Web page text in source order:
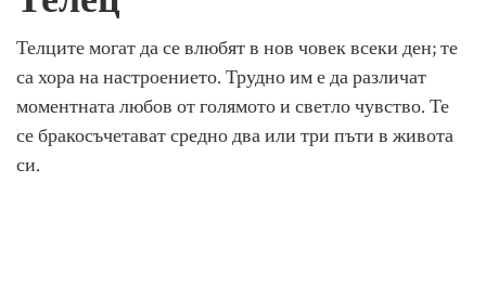
Телците могат да се влюбят в нов човек всеки ден; те
са хора на настроението. Трудно им е да различат
моментната любов от голямото и светло чувство. Те
се бракосъчетават средно два или три пъти в живота
си.